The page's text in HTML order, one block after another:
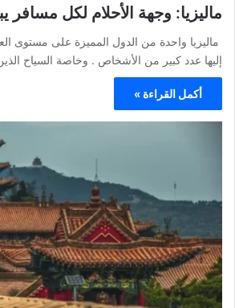
ماليزيا: وجهة الأحلام لكل
ماليزيا واحدة من الدول المميزة على مستوى
إليها عدد كبير من الأشخاص . وخاصة السياح
أكمل القراءة »